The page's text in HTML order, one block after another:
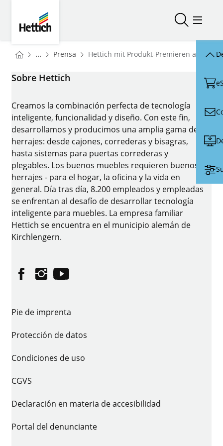
Abrir/Abrir/
You are here:
Homepage
... Prensa Homepage
Hettich mit Produkt-Premieren auf der
Sobre Hettich
Creamos la combinación perfecta de tecnología
inteligente, funcionalidad y diseño. Con este fin,
desarrollamos y producimos una amplia gama de
herrajes: desde cajones, correderas y bisagras,
hasta sistemas para puertas correderas y
plegables. Los buenos muebles requieren buenos
herrajes - para el hogar, la oficina y la vida en
general. Día tras día, 8.200 empleados y empleadas
se enfrentan al desafío de desarrollar tecnología
inteligente para muebles. La empresa familiar
Hettich se encuentra en el municipio alemán de
Kirchlengern.
FacebookInstagramYouTube
Pie de imprenta
Protección de datos
Condiciones de uso
CGVS
Declaración en materia de accesibilidad
Portal del denunciante